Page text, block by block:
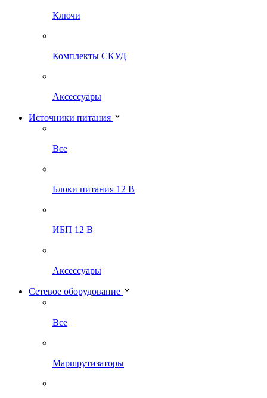
Ключи
Комплекты СКУД
Аксессуары
Источники питания
Все
Блоки питания 12 В
ИБП 12 В
Аксессуары
Сетевое оборудование
Все
Маршрутизаторы